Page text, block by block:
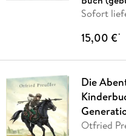
Sofort
15,00 €*
Die
Otfried